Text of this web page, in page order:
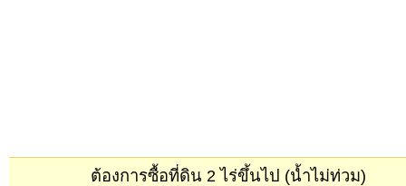
ต้องการซื้อที่ดิน 2 ไร่ขึ้นไป (น้ำไม่ท่วม)